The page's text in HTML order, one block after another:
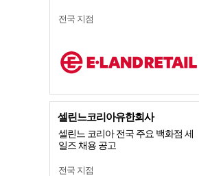
전국 지점
셀린느코리아유한회사
셀린느 코리아 전국 주요 백화점 세
일즈 채용 공고
전국 지점